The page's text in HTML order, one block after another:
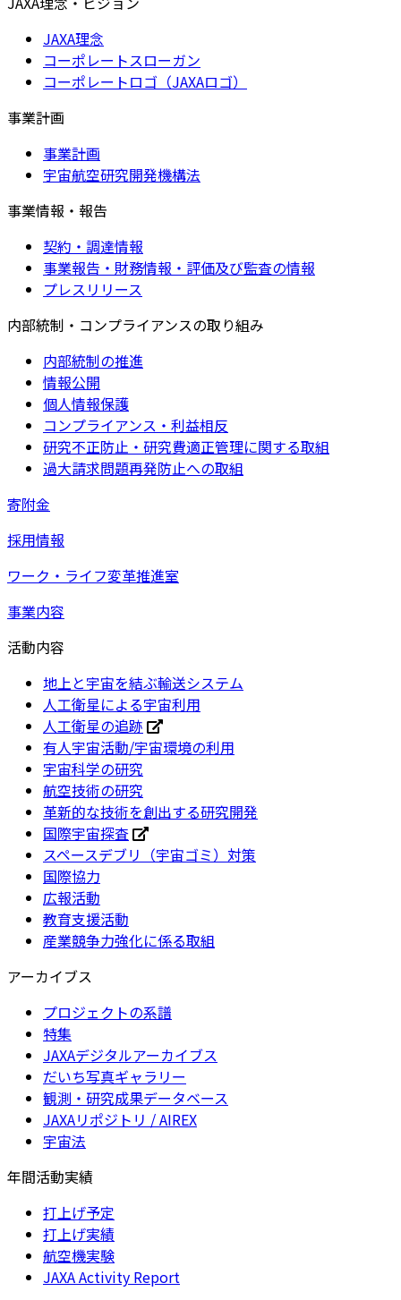
JAXA理念
コーポレートスローガン
コーポレートロゴ（JAXAロゴ）
事業計画
事業計画
宇宙航空研究開発機構法
事業情報・報告
契約・調達情報
事業報告・財務情報・評価及び監査の情報
プレスリリース
内部統制・コンプライアンスの取り組み
内部統制の推進
情報公開
個人情報保護
コンプライアンス・利益相反
研究不正防止・研究費適正管理に関する取組
過大請求問題再発防止への取組
寄附金
採用情報
ワーク・ライフ変革推進室
事業内容
活動内容
地上と宇宙を結ぶ輸送システム
人工衛星による宇宙利用
人工衛星の追跡
有人宇宙活動/宇宙環境の利用
宇宙科学の研究
航空技術の研究
革新的な技術を創出する研究開発
国際宇宙探査
スペースデブリ（宇宙ゴミ）対策
国際協力
広報活動
教育支援活動
産業競争力強化に係る取組
アーカイブス
プロジェクトの系譜
特集
JAXAデジタルアーカイブス
だいち写真ギャラリー
観測・研究成果データベース
JAXAリポジトリ / AIREX
宇宙法
年間活動実績
打上げ予定
打上げ実績
航空機実験
JAXA Activity Report